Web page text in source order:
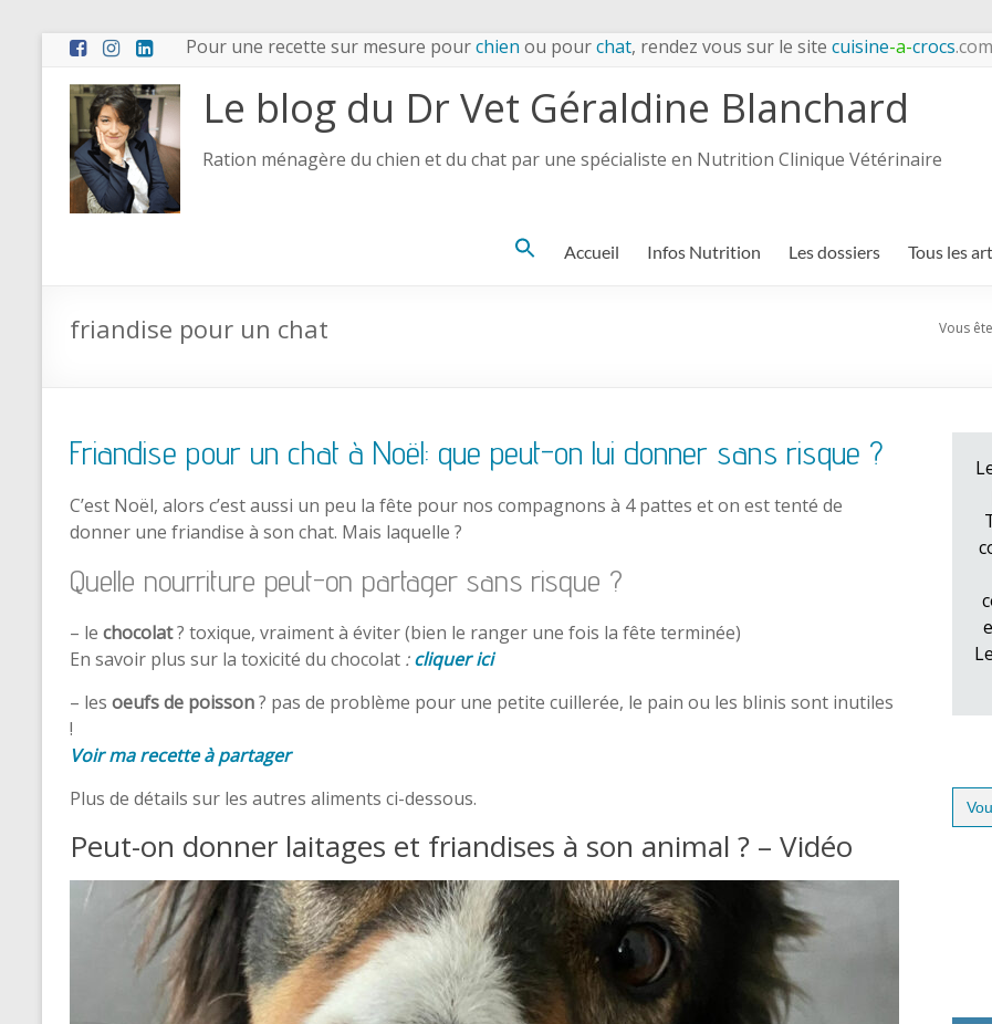
Pour une recette sur mesure pourchien ou pourchat, rendez vous sur le site cuisine-a-crocs.com
Le blog du Dr Vet Géraldine Blanchard
Ration ménagère du chien et du chat par une spécialiste en Nutrition Clinique Vétérinaire
Search Accueil Infos Nutrition Les dossiers Tous les
friandise pour un chat Vous
Friandise pour un chat à Noël: que peut-on lui donner sans risque ?
C’est Noël, alors c’est aussi un peu la fête pour nos compagnons à 4 pattes et on est tenté de
donner une friandise à son chat. Mais laquelle ?
Quelle nourriture peut-on partager sans risque ?
– le chocolat? toxique, vraiment à éviter (bien le ranger une fois la fête terminée)
En savoir plus sur la toxicité du chocolat :cliquer ici
– les oeufs de poisson? pas de problème pour une petite cuillerée, le pain ou les blinis sont inutiles
!
Voir ma recette à partager
Plus de détails sur les autres aliments ci-dessous.
Peut-on donner laitages et friandises à son animal ? – Vidéo
for: